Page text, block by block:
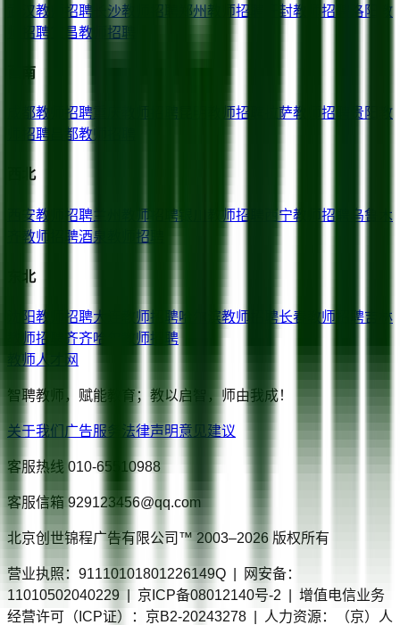
武汉教师招聘 长沙教师招聘 郑州教师招聘 开封教师招聘 洛阳
教
师招聘
宜昌教师招聘
西南
成都教师招聘 教师招聘 拉萨教师招聘 贵阳
教
师招聘
昌都教师招聘
西北
西安教师招聘兰州 教师招聘 教师招聘 西宁教师招聘
乌鲁木
教师招聘酒泉 教师招聘
东北
沈阳教师招聘大连 教师招聘哈尔滨教师招聘长春 教师招聘吉林
教师招聘
齐齐哈尔
教师招聘
教师人才网
智聘教师，赋能教育；教以启智，师由我成！
关于我们 广告服务 法律声明意见建议
客服热线 010-65510988
客服信箱 929123456@qq.com
北京创世锦程广告有限公司™ 2003–2026 版权所有
营业执照：91110101801226149Q | 网安备：
11010502040229 | 京ICP备08012140号-2 | 增值电信业务
经营许可（ICP证）：京B2-20243278 | 人力资源：（京）人